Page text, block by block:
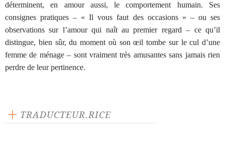
déterminent, en amour aussi, le comportement humain. Ses
consignes pratiques – « Il vous faut des occasions » – ou ses
observations sur l’amour qui naît au premier regard – ce qu’il
distingue, bien sûr, du moment où son œil tombe sur le cul d’une
femme de ménage – sont vraiment très amusantes sans jamais rien
perdre de leur pertinence.
TRADUCTEUR.RICE